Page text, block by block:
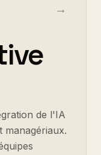
→
de l'IA
managériaux.